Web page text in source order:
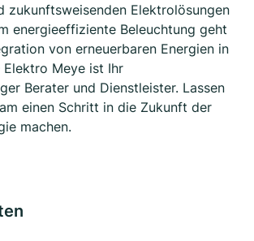
zukunftsweisenden Elektrolösungen
energieeffiziente Beleuchtung geht
von erneuerbaren Energien in
Elektro Meye ist Ihr
Berater und Dienstleister. Lassen
einen Schritt in die Zukunft der
machen.